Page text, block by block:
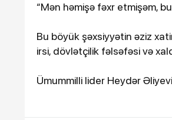
“Mən həmişə fəxr etmişəm,
Bu böyük şəxsiyyətin əziz
irsi, dövlətçilik fəlsəfəsi və
Ümummilli lider Heydər